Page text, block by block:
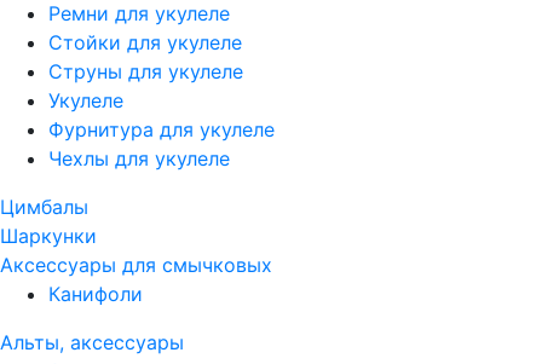
Ремни для укулеле
Стойки для укулеле
Струны для укулеле
Укулеле
Фурнитура для укулеле
Чехлы для укулеле
Цимбалы
Шаркунки
Аксессуары для смычковых
Канифоли
Альты, аксессуары